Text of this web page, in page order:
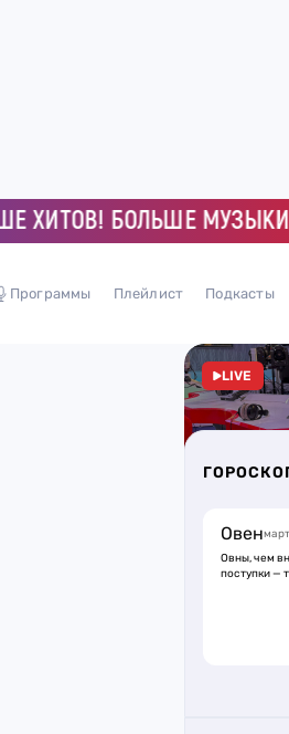
БОЛЬШЕ МУЗЫКИ!
Программы Плейлист Подкасты
LIVE
Овен
Овны, чем
поступки —